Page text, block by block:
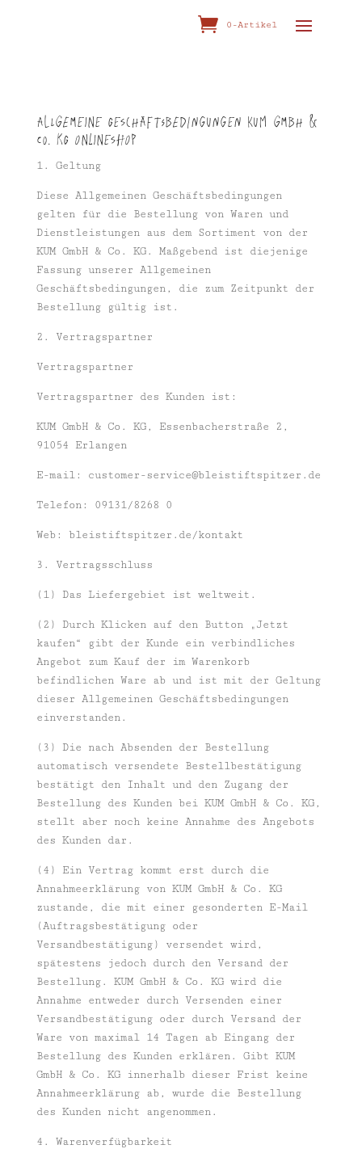
0-Artikel
Allgemeine Geschäftsbedingungen KUM GmbH &
Co. KG Onlineshop
1. Geltung
Diese Allgemeinen Geschäftsbedingungen
gelten für die Bestellung von Waren und
Dienstleistungen aus dem Sortiment von der
KUM GmbH & Co. KG. Maßgebend ist diejenige
Fassung unserer Allgemeinen
Geschäftsbedingungen, die zum Zeitpunkt der
Bestellung gültig ist.
2. Vertragspartner
Vertragspartner
Vertragspartner des Kunden ist:
KUM GmbH & Co. KG, Essenbacherstraße 2,
91054 Erlangen
E-mail: customer-service@bleistiftspitzer.de
Telefon: 09131/8268 0
Web: bleistiftspitzer.de/kontakt
3. Vertragsschluss
(1) Das Liefergebiet ist weltweit.
(2) Durch Klicken auf den Button „Jetzt
kaufen“ gibt der Kunde ein verbindliches
Angebot zum Kauf der im Warenkorb
befindlichen Ware ab und ist mit der Geltung
dieser Allgemeinen Geschäftsbedingungen
einverstanden.
(3) Die nach Absenden der Bestellung
automatisch versendete Bestellbestätigung
bestätigt den Inhalt und den Zugang der
Bestellung des Kunden bei KUM GmbH & Co. KG,
stellt aber noch keine Annahme des Angebots
des Kunden dar.
(4) Ein Vertrag kommt erst durch die
Annahmeerklärung von KUM GmbH & Co. KG
zustande, die mit einer gesonderten E-Mail
(Auftragsbestätigung oder
Versandbestätigung) versendet wird,
spätestens jedoch durch den Versand der
Bestellung. KUM GmbH & Co. KG wird die
Annahme entweder durch Versenden einer
Versandbestätigung oder durch Versand der
Ware von maximal 14 Tagen ab Eingang der
Bestellung des Kunden erklären. Gibt KUM
GmbH & Co. KG innerhalb dieser Frist keine
Annahmeerklärung ab, wurde die Bestellung
des Kunden nicht angenommen.
4. Warenverfügbarkeit